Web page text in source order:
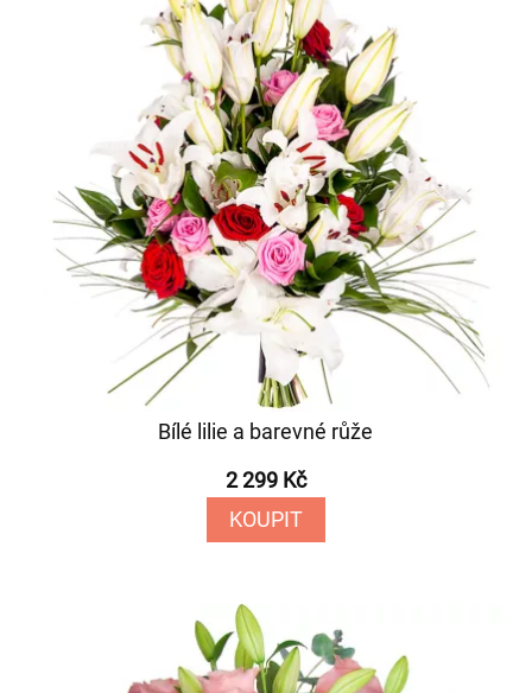
Bílé lilie a barevné růže
2 299 Kč
KOUPIT